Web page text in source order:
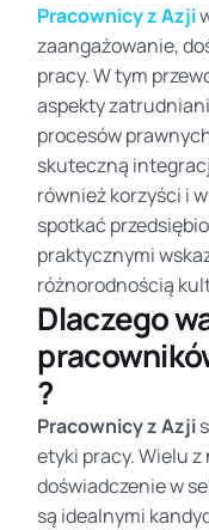
Pracownicy z Azji
zaangażowanie,
pracy. W tym
aspekty
procesów
skuteczną
również korzyści i
spotkać
praktycznymi
różnorodnością
Dlaczego
?
Pracownicy z Azji
etyki pracy. Wielu
doświadczenie w
są idealnymi